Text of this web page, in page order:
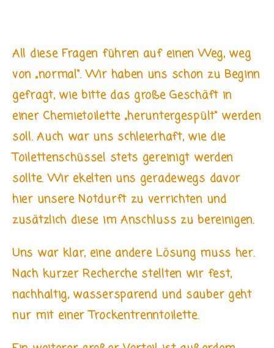
All diese Fragen führen auf einen Weg, weg
von „normal“. Wir haben uns schon zu Beginn
gefragt, wie bitte das große Geschäft in
einer Chemietoilette „heruntergespült“ werden
soll. Auch war uns schleierhaft, wie die
Toilettenschüssel stets gereinigt werden
sollte. Wir ekelten uns geradewegs davor
hier unsere Notdurft zu verrichten und
zusätzlich diese im Anschluss zu bereinigen.
Uns war klar, eine andere Lösung muss her.
Nach kurzer Recherche stellten wir fest,
nachhaltig, wassersparend und sauber geht
nur mit einer Trockentrenntoilette.